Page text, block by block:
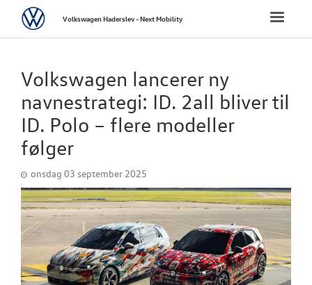
NYE
LEJ EN 7
MULTIVAN
VÆRKSTED
Toggle
VolkswagenVolkswagen Haderslev - Next Mobility
Volkswagen lancerer ny
navnestrategi: ID. 2all bliver til
ID. Polo – flere modeller
følger
onsdag 03 september 2025